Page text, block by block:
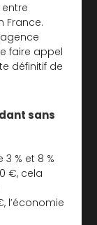
France.
faire appel
définitif de
sans
% et 8 %
€, cela
l’économie